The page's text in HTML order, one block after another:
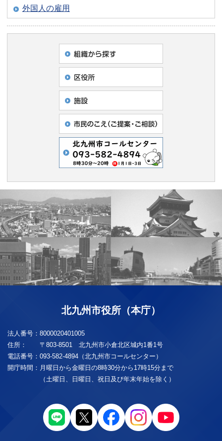
外国人の雇用
北九州市役所（本庁）
法人番号： 8000020401005
住所：
〒803-8501 北九州市小倉北区城内1番1号
電話番号： 093-582-4894（北九州市コールセンター）
開庁時間： 月曜日から金曜日の8時30分から17時15分まで
（土曜日、日曜日、祝日及び年末年始を除く）